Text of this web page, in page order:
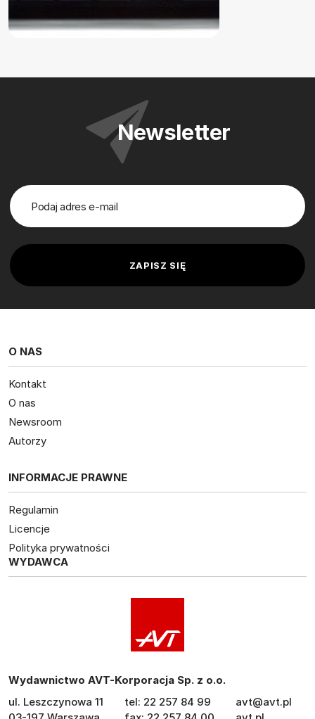
Newsletter
O NAS
Kontakt
O nas
Newsroom
Autorzy
INFORMACJE PRAWNE
Regulamin
Licencje
Polityka prywatności
WYDAWCA
Wydawnictwo AVT-Korporacja Sp. z o.o.
ul. Leszczynowa 11
tel: 22 257 84 99
avt@avt.pl